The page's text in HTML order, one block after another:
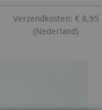
Verzendkosten: € 8,95
(Nederland)